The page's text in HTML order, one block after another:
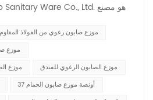
المقاوم للصدأ مثبتة على
في البحث والتصدير، وجدنا أن موزع
من الفولاذ المقاوم للصدأ لا يمكنه
الصابون الموجود داخل موزع
من الفولاذ المقاوم للصدأ
موزع صابون رغوي من الفولاذ
موزع
موزع
موزع الصابون الرغوي للفندق
37 أونصة موزع صابون الحمام